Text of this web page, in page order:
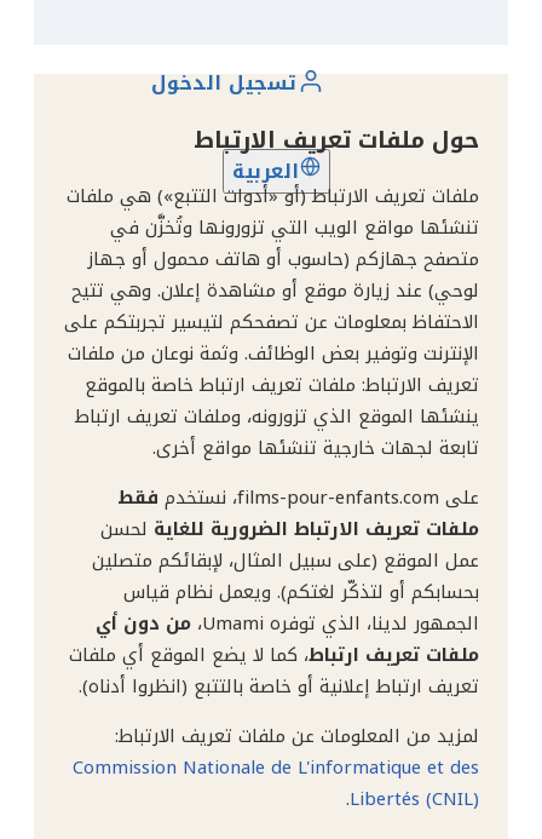
تسجيل الدخول
العربية
حول ملفات تعريف الارتباط
ملفات تعريف الارتباط (أو «أدوات التتبع») هي ملفات
تنشئها مواقع الويب التي تزورونها وتُخزَّن في
متصفح جهازكم (حاسوب أو هاتف محمول أو جهاز
لوحي) عند زيارة موقع أو مشاهدة إعلان. وهي تتيح
الاحتفاظ بمعلومات عن تصفحكم لتيسير تجربتكم على
الإنترنت وتوفير بعض الوظائف. وثمة نوعان من ملفات
تعريف الارتباط: ملفات تعريف ارتباط خاصة بالموقع
ينشئها الموقع الذي تزورونه، وملفات تعريف ارتباط
تابعة لجهات خارجية تنشئها مواقع أخرى.
على films-pour-enfants.com، نستخدم
فقط
ملفات تعريف الارتباط الضرورية للغاية لحسن
عمل الموقع (على سبيل المثال، لإبقائكم متصلين
بحسابكم أو لتذكّر لغتكم). ويعمل نظام قياس
الجمهور لدينا، الذي توفره Umami،
من دون أي
ملفات تعريف ارتباط، كما لا يضع الموقع أي ملفات
تعريف ارتباط إعلانية أو خاصة بالتتبع (انظروا أدناه).
لمزيد من المعلومات عن ملفات تعريف الارتباط:
Commission Nationale de L'informatique et des
Libertés (CNIL)
.